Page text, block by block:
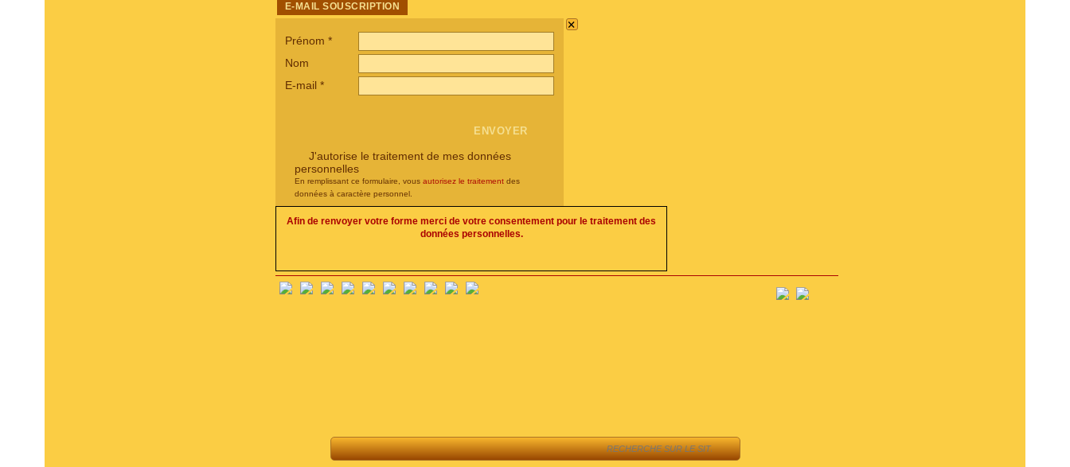
E-MAIL SOUSCRIPTION
×
Prénom *
Nom
E-mail *
J'autorise le traitement de mes données
personnelles
En remplissant ce formulaire, vous autorisez le traitement des
données à caractère personnel.
Afin de renvoyer votre forme merci de votre consentement pour le traitement des
données personnelles.